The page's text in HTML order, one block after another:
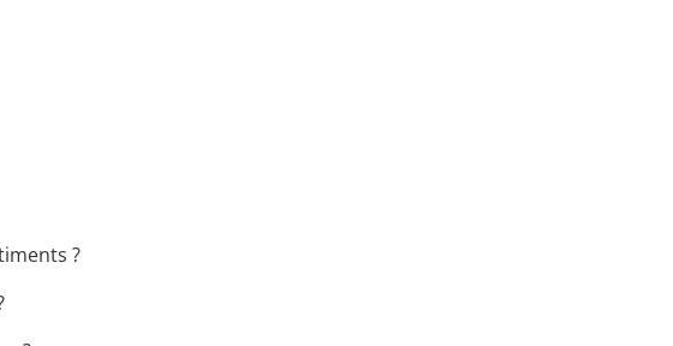
?